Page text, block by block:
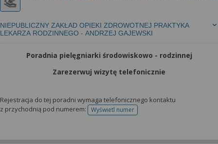
NIEPUBLICZNY ZAKŁAD OPIEKI ZDROWOTNEJ PRAKTYKA
LEKARZA RODZINNEGO - ANDRZEJ GAJEWSKI
Poradnia pielęgniarki środowiskowo - rodzinnej
Zarezerwuj wizytę telefonicznie
Rejestracja do tej poradni wymaga telefonicznego kontaktu
z przychodnią pod numerem:
Wyświetl numertelefonu do rejestracji